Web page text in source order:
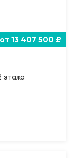
от 13 407 500 ₽
этажа